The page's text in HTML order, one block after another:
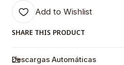
Add to Wishlist
SHARE THIS PRODUCT
Descargas Automáticas